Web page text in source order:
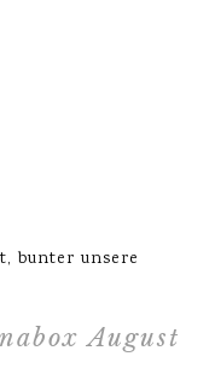
bunter unsere
August